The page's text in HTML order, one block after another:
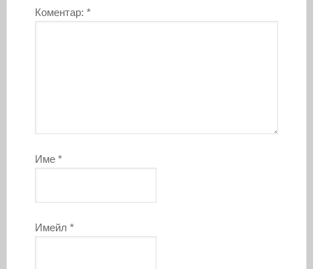
Коментар: *
Име *
Имейл *